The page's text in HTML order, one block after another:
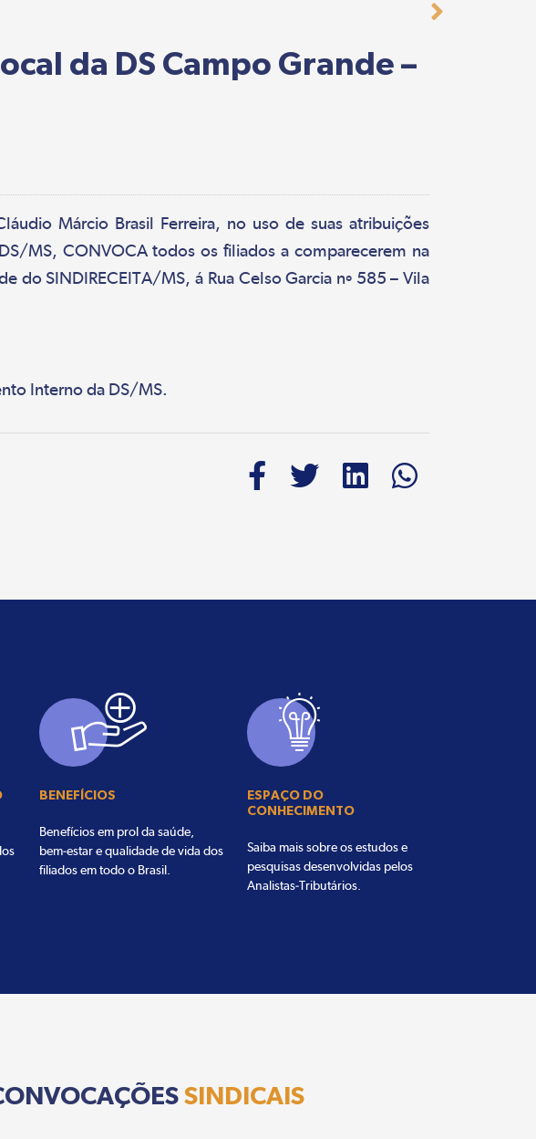
da DS Campo Grande –
Márcio Brasil Ferreira, no uso de suas atribuições
MS, CONVOCA todos os filiados a comparecerem na
do SINDIRECEITA/MS, á Rua Celso Garcia nº 585 – Vila
Interno da DS/MS.
BENEFÍCIOS
Benefícios em prol da saúde,
bem-estar e qualidade de vida dos
filiados em todo o Brasil.
ESPAÇO DO
CONHECIMENTO
Saiba mais sobre os estudos e
pesquisas desenvolvidas pelos
Analistas-Tributários.
SINDICAIS